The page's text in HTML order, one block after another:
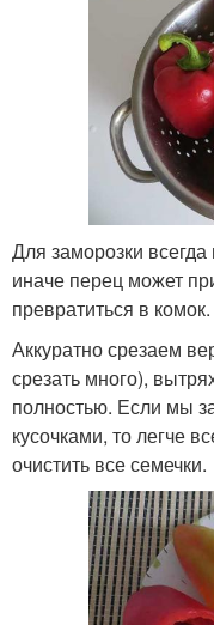
Для заморозки
иначе перец может
превратиться в комок.
Аккуратно срезаем
срезать много),
полностью. Если мы
кусочками, то легче
очистить все семечки.